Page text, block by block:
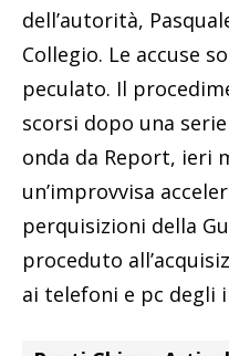
dell’autorità,
Collegio. Le accuse
peculato. Il
scorsi dopo una
onda da Report, ieri
un’improvvisa
perquisizioni della
proceduto
ai telefoni e pc degli